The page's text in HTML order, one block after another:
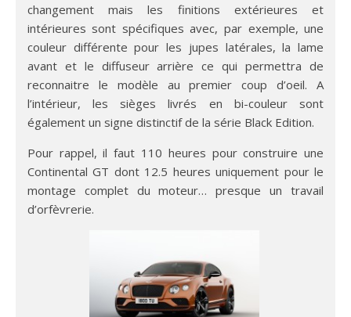
changement mais les finitions extérieures et
intérieures sont spécifiques avec, par exemple, une
couleur différente pour les jupes latérales, la lame
avant et le diffuseur arrière ce qui permettra de
reconnaitre le modèle au premier coup d’oeil. A
l’intérieur, les sièges livrés en bi-couleur sont
également un signe distinctif de la série Black Edition.
Pour rappel, il faut 110 heures pour construire une
Continental GT dont 12.5 heures uniquement pour le
montage complet du moteur… presque un travail
d’orfèvrerie.